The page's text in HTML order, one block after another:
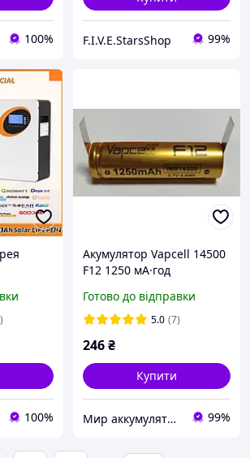
100% F.I.V.E.StarsShop 99%
100%
Акумулятор Vapcell 14500
F12 1250 мА·год
розмір з виведенням
Готово до відправки
5.0 (7)
246₴
Купити
Мир аккумуляторов 99%